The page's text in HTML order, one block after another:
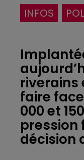
INFOS
riverains
faire
000 et
pression
décision